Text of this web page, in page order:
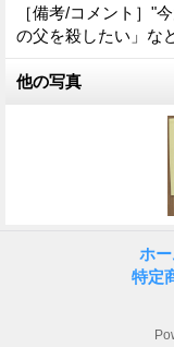
［備考/コメント］"
の父を殺したい」な
他の写真
ホ
特定